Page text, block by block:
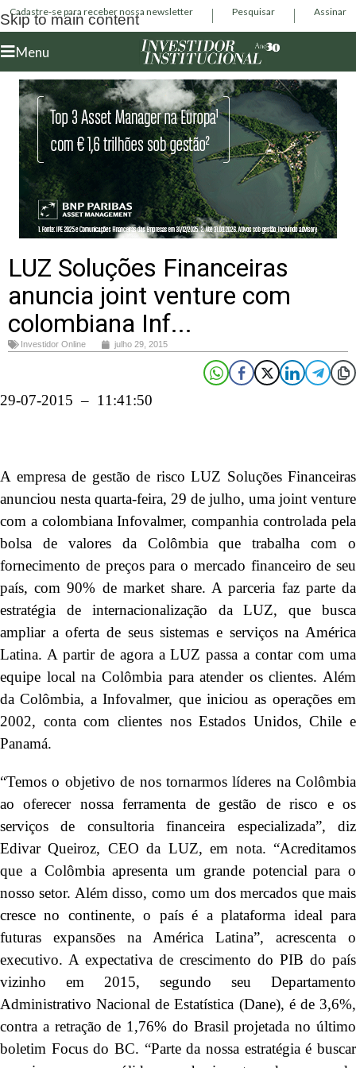
Skip to main content
Cadastre-se para receber nossa newsletter Pesquisar Assinar
Menu
LUZ Soluções Financeiras
anuncia joint venture com
colombiana Inf...
Investidor Online julho 29, 2015
29-07-2015 – 11:41:50
A empresa de gestão de risco LUZ Soluções Financeiras
anunciou nesta quarta-feira, 29 de julho, uma joint venture
com a colombiana Infovalmer, companhia controlada pela
bolsa de valores da Colômbia que trabalha com o
fornecimento de preços para o mercado financeiro de seu
país, com 90% de market share. A parceria faz parte da
estratégia de internacionalização da LUZ, que busca
ampliar a oferta de seus sistemas e serviços na América
Latina. A partir de agora a LUZ passa a contar com uma
equipe local na Colômbia para atender os clientes. Além
da Colômbia, a Infovalmer, que iniciou as operações em
2002, conta com clientes nos Estados Unidos, Chile e
Panamá.
“Temos o objetivo de nos tornarmos líderes na Colômbia
ao oferecer nossa ferramenta de gestão de risco e os
serviços de consultoria financeira especializada”, diz
Edivar Queiroz, CEO da LUZ, em nota. “Acreditamos
que a Colômbia apresenta um grande potencial para o
nosso setor. Além disso, como um dos mercados que mais
cresce no continente, o país é a plataforma ideal para
futuras expansões na América Latina”, acrescenta o
executivo. A expectativa de crescimento do PIB do país
vizinho em 2015, segundo seu Departamento
Administrativo Nacional de Estatística (Dane), é de 3,6%,
contra a retração de 1,76% do Brasil projetada no último
boletim Focus do BC. “Parte da nossa estratégia é buscar